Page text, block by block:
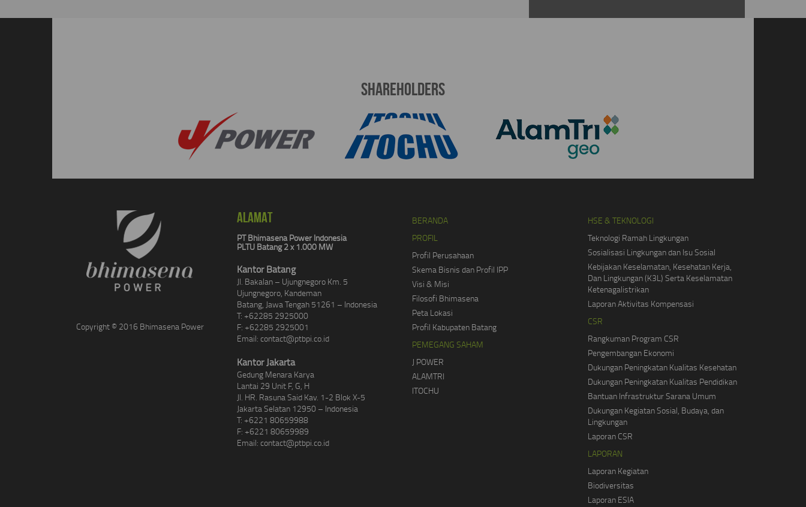
Shareholders
Copyright © 2016 Bhimasena Power
ALAMAT
PT Bhimasena Power Indonesia
PLTU Batang 2 x 1.000 MW
Kantor Batang
Jl. Bakalan – Ujungnegoro Km. 5
Ujungnegoro, Kandeman
Batang, Jawa Tengah 51261 – Indonesia
T: +62285 2925000
F: +62285 2925001
Email: contact@ptbpi.co.id
Kantor Jakarta
Gedung Menara Karya
Lantai 29 Unit F, G, H
Jl. HR. Rasuna Said Kav. 1-2 Blok X-5
Jakarta Selatan 12950 – Indonesia
T: +6221 80659988
F: +6221 80659989
Email: contact@ptbpi.co.id
BERANDA
PROFIL
Profil Perusahaan
Skema Bisnis dan Profil IPP
Visi & Misi
Filosofi Bhimasena
Peta Lokasi
Profil Kabupaten Batang
PEMEGANG SAHAM
J POWER
ALAMTRI
ITOCHU
HSE & TEKNOLOGI
Teknologi Ramah Lingkungan
Sosialisasi Lingkungan dan Isu Sosial
Kebijakan Keselamatan, Kesehatan Kerja,
Dan Lingkungan (K3L) Serta Keselamatan
Ketenagalistrikan
Laporan Aktivitas Kompensasi
CSR
Rangkuman Program CSR
Pengembangan Ekonomi
Dukungan Peningkatan Kualitas Kesehatan
Dukungan Peningkatan Kualitas Pendidikan
Bantuan Infrastruktur Sarana Umum
Dukungan Kegiatan Sosial, Budaya, dan
Lingkungan
Laporan CSR
LAPORAN
Laporan Kegiatan
Biodiversitas
Laporan ESIA